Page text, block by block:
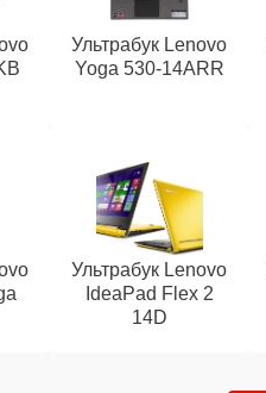
Ультрабук Lenovo
Yoga 530-14ARR
Ультрабук Lenovo
IdeaPad Flex 2
14D